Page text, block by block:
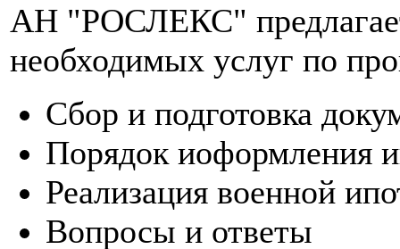
АН "РОСЛЕКС"
необходимых услуг по
Сбор и подготовка
Порядок иоформления
Реализация военной
Вопросы и ответы